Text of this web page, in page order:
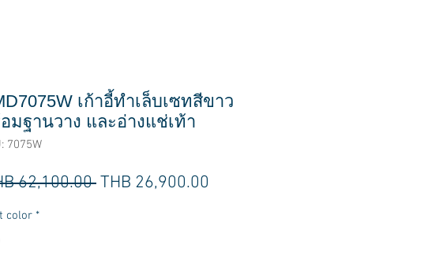
เก้าอี้ทำเล็บเซทสีขาว
มฐานวาง และอ่างแช่เท้า
7075W
62,100.00 Regular
THB 26,900.00
color *